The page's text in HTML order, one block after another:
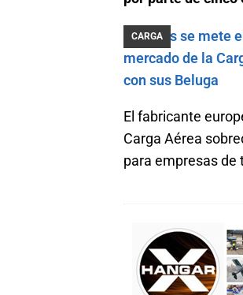
CARGA
El fabricante
Carga Aérea
para empresas de